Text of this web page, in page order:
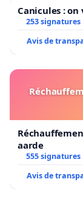
Canicules :
253 signatures
Avis de
aarde
555 signatures
Avis de